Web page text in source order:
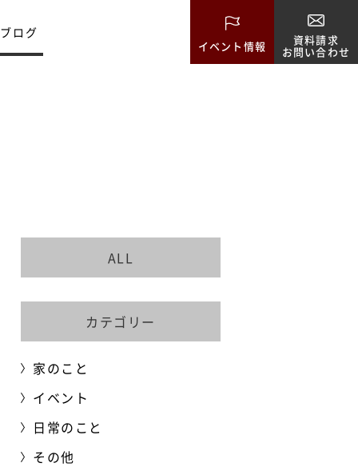
ブログ
イベント情報 資料請求
お問い合わせ
ALL
カテゴリー
家のこと
イベント
日常のこと
その他